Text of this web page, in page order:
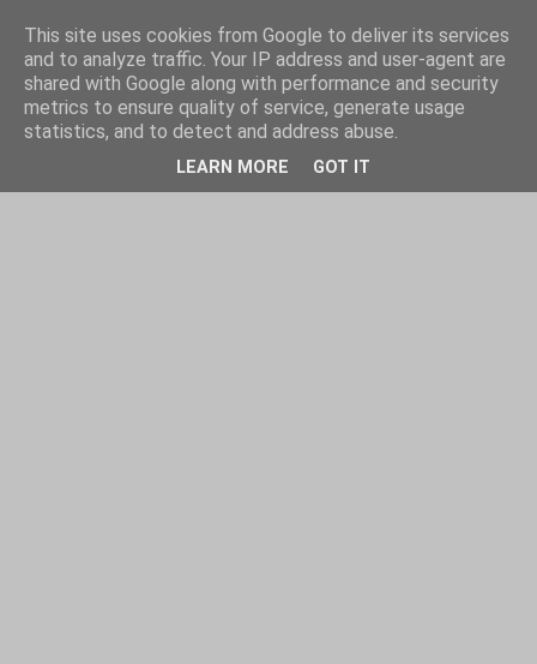
This site uses cookies from Google to deliver its services
and to analyze traffic. Your IP address and user-agent are
shared with Google along with performance and security
metrics to ensure quality of service, generate usage
statistics, and to detect and address abuse.
LEARN MORE GOT IT